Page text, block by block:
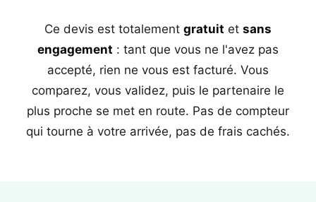
Ce devis est totalement gratuit et sans
engagement : tant que vous ne l'avez pas
accepté, rien ne vous est facturé. Vous
comparez, vous validez, puis le partenaire le
plus proche se met en route. Pas de compteur
qui tourne à votre arrivée, pas de frais cachés.